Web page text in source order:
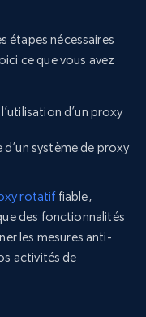
étapes nécessaires
ce que vous avez
d’un proxy
système de proxy
rotatiffiable,
des fonctionnalités
les mesures anti-
activités de